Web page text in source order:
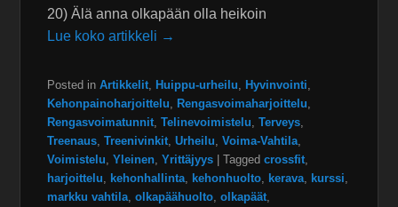
20) Älä anna olkapään olla heikoin
Lue koko artikkeli →
Posted in Artikkelit Huippu-urheilu Hyvinvointi
Kehonpainoharjoittelu
Rengasvoimaharjoittelu
Rengasvoimatunnit ,Telinevoimistelu ,Terveys
Treenaus ,Treenivinkit ,Urheilu ,Voima-Vahtila
Voimistelu ,Yleinen ,Yrittäjyys |Tagged crossfit
harjoittelu
kehonhallinta kehonhuolto kerava kurssi
markku vahtila ,olkapäähuolto ,olkapäät